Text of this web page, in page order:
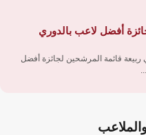
أفضل لاعب بالدوري
قائمة المرشحين لجائزة أفضل